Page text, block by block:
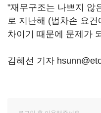
"재무구조는 나쁘지 않
로 지난해 (법차손 요
차이기 때문에 문제가
김혜선 기자